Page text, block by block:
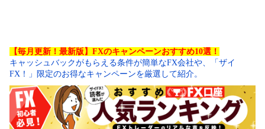
【毎月更新！最新版】FXのキャンペーンおすすめ10選！
キャッシュバックがもらえる条件が簡単なFX会社や、「ザイ
FX！」限定のお得なキャンペーンを厳選して紹介。